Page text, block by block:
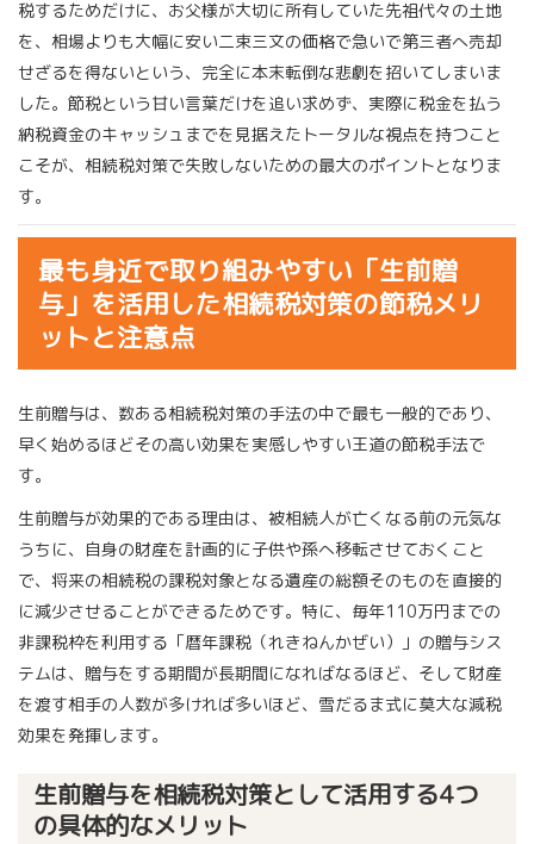
税するためだけに、お父様が大切に所有していた先祖代々の土地
を、相場よりも大幅に安い二束三文の価格で急いで第三者へ売却
せざるを得ないという、完全に本末転倒な悲劇を招いてしまいま
した。節税という甘い言葉だけを追い求めず、実際に税金を払う
納税資金のキャッシュまでを見据えたトータルな視点を持つこと
こそが、相続税対策で失敗しないための最大のポイントとなりま
す。
最も身近で取り組みやすい「生前贈
与」を活用した相続税対策の節税メリ
ットと注意点
生前贈与は、数ある相続税対策の手法の中で最も一般的であり、
早く始めるほどその高い効果を実感しやすい王道の節税手法で
す。
生前贈与が効果的である理由は、被相続人が亡くなる前の元気な
うちに、自身の財産を計画的に子供や孫へ移転させておくこと
で、将来の相続税の課税対象となる遺産の総額そのものを直接的
に減少させることができるためです。特に、毎年110万円までの
非課税枠を利用する「暦年課税（れきねんかぜい）」の贈与シス
テムは、贈与をする期間が長期間になればなるほど、そして財産
を渡す相手の人数が多ければ多いほど、雪だるま式に莫大な減税
効果を発揮します。
生前贈与を相続税対策として活用する4つ
の具体的なメリット